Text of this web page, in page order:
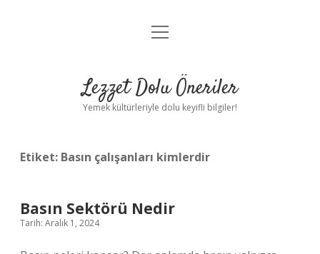
Anasayfa
Yasal Uyarı
menüyü
Lezzet Dolu Öneriler
Yemek kültürleriyle dolu keyifli bilgiler!
Etiket: Basın çalışanları kimlerdir
Basın Sektörü Nedir
Tarih: Aralık 1, 2024